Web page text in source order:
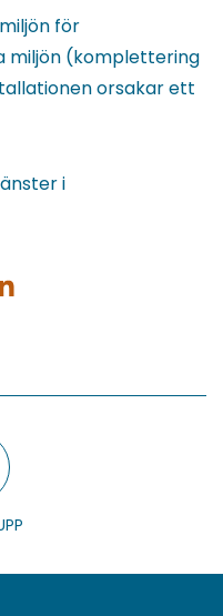
för
miljön (komplettering
orsakar ett
i